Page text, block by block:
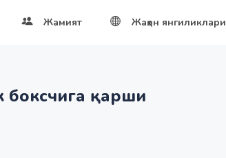
Жамият Жаҳон янгиликлари
боксчига қарши